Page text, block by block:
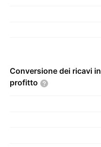
Conversione dei ricavi in
profitto